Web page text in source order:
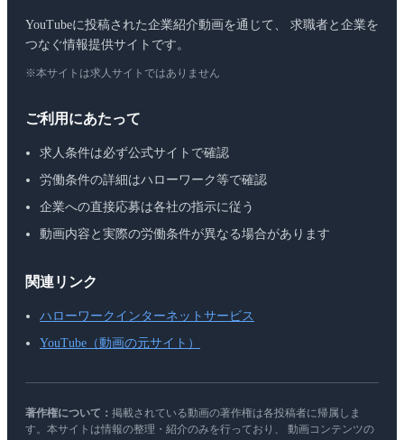
YouTubeに投稿された企業紹介動画を通じて、 求職者と企業を
つなぐ情報提供サイトです。
※本サイトは求人サイトではありません
ご利用にあたって
求人条件は必ず公式サイトで確認
労働条件の詳細はハローワーク等で確認
企業への直接応募は各社の指示に従う
動画内容と実際の労働条件が異なる場合があります
関連リンク
ハローワークインターネットサービス
YouTube（動画の元サイト）
著作権について： 掲載されている動画の著作権は各投稿者に帰属しま
す。本サイトは情報の整理・紹介のみを行っており、 動画コンテンツの